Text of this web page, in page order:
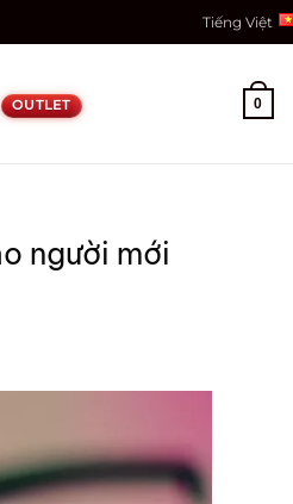
Tiếng Việt
OUTLET 0
người mới